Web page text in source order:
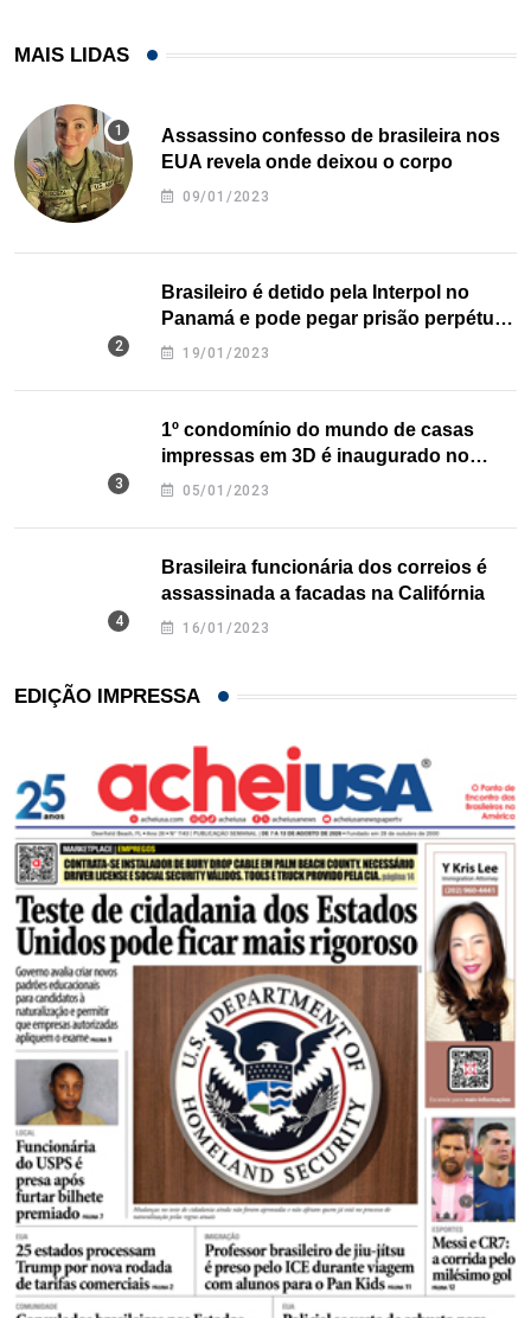
MAIS LIDAS
Assassino confesso de brasileira nos
EUA revela onde deixou o corpo
09/01/2023
Brasileiro é detido pela Interpol no
Panamá e pode pegar prisão perpétua
nos EUA
19/01/2023
1º condomínio do mundo de casas
impressas em 3D é inaugurado no
Texas
05/01/2023
Brasileira funcionária dos correios é
assassinada a facadas na Califórnia
16/01/2023
EDIÇÃO IMPRESSA